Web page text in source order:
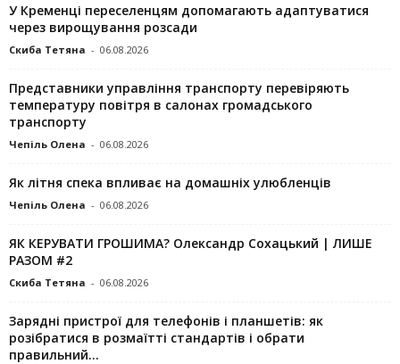
У Кременці переселенцям допомагають адаптуватися
через вирощування розсади
Скиба Тетяна - 06.08.2026
Представники управління транспорту перевіряють
температуру повітря в салонах громадського
транспорту
Чепіль Олена - 06.08.2026
Як літня спека впливає на домашніх улюбленців
Чепіль Олена - 06.08.2026
ЯК КЕРУВАТИ ГРОШИМА? Олександр Сохацький | ЛИШЕ
РАЗОМ #2
Скиба Тетяна - 06.08.2026
Зарядні пристрої для телефонів і планшетів: як
розібратися в розмаїтті стандартів і обрати
правильний...